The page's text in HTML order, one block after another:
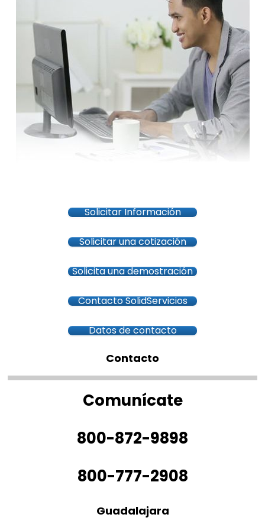
Solicitar Información
Solicitar una cotización
Solicita una demostración
Contacto SolidServicios
Datos de contacto
Contacto
Comunícate
800-872-9898
800-777-2908
Guadalajara